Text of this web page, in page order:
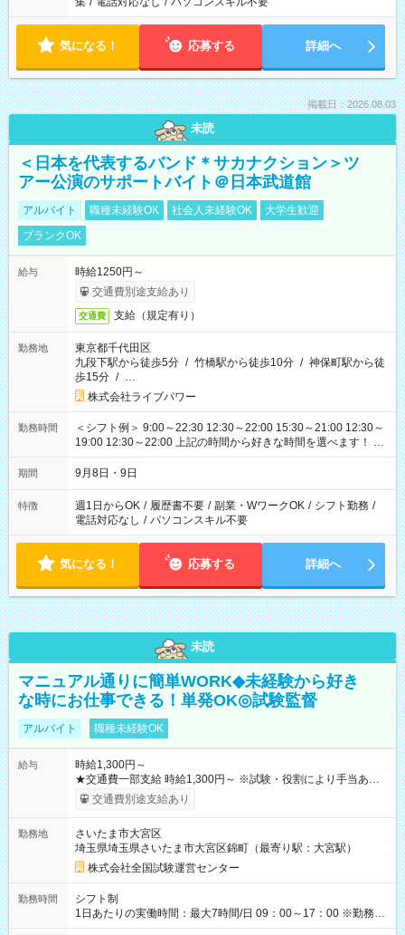
気になる！ 応募する 詳細へ
掲載日：2026.08.03
未読
＜日本を代表するバンド＊サカナクション＞ツ
アー公演のサポートバイト＠日本武道館
アルバイト 職種未経験OK 社会人未経験OK
大学生歓迎
ブランクOK
給与
時給1250円～
交通費別途支給あり
交通費 支給（規定有り）
勤務地
東京都千代田区
九段下駅から徒歩5分 / 竹橋駅から徒歩10分 / 神保町駅から徒
歩15分 / …
株式会社ライブパワー
勤務時間
＜シフト例＞ 9:00～22:30 12:30～22:00 15:30～21:00 12:30～
19:00 12:30～22:00 上記の時間から好きな時間を選べます！ ※
時間は変更となる可能性があります
期間 9月8日・9日
特徴 週1日からOK / 履歴書不要 / 副業・WワークOK / シフト勤務 /
電話対応なし / パソコンスキル不要
気になる！ 応募する 詳細へ
未読
マニュアル通りに簡単WORK◆未経験から好き
な時にお仕事できる！単発OK◎試験監督
アルバイト 職種未経験OK
給与
時給1,300円～
★交通費一部支給 時給1,300円～ ※試験・役割により手当あり
※勤務回数により昇給あり 【即給（前払い）オプションあ
り！】 希望される場合、勤務から1週間ほどで給与の一部を受け
例】 ・河合塾模擬試験 8:30～17:30（休憩1時間） 時給1,300円
×8時間＝日収10,400円＋交通費 ※当日の役割により時給＋100
円の場合あり ・国家試験 7:00～13:30（休憩なし） 時給1,300
円（役割手当＋100円）×6時間＝日収8,400円＋交通費 【試用期
間】試用期間なし
交通費別途支給あり
勤務地
さいたま市大宮区
埼玉県埼玉県さいたま市大宮区錦町（最寄り駅：大宮駅）
株式会社全国試験運営センター
勤務時間
シフト制
1日あたりの実働時間：最大7時間/日 09：00～17：00 ※勤務時
間は 試験により異なります。